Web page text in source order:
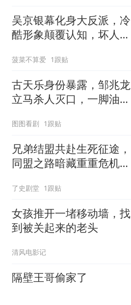
吴京银幕化身大反派，冷
酷形象颠覆认知，坏人模
菠菜不算爱 1跟贴
古天乐身份暴露，邹兆龙
立马杀人灭口，一脚油门
图图看剧 1跟贴
兄弟结盟共赴生死征途，
同盟之路暗藏重重危机，
了史剧堂 1跟贴
女孩推开一堵移动墙，找
到被关起来的老头
清风电影记
隔壁王哥偷家了